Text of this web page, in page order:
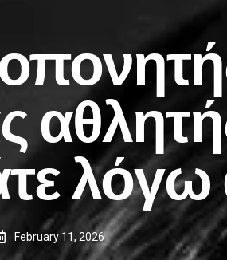
λόγω
February 11, 2026